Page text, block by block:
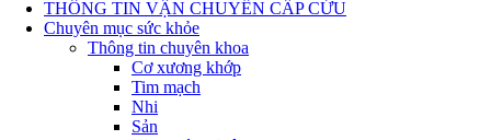
THÔNG TIN VẬN CHUYỂN CẤP CỨU
Chuyên mục sức khỏe
Thông tin chuyên khoa
Cơ xương khớp
Tim mạch
Nhi
Sản